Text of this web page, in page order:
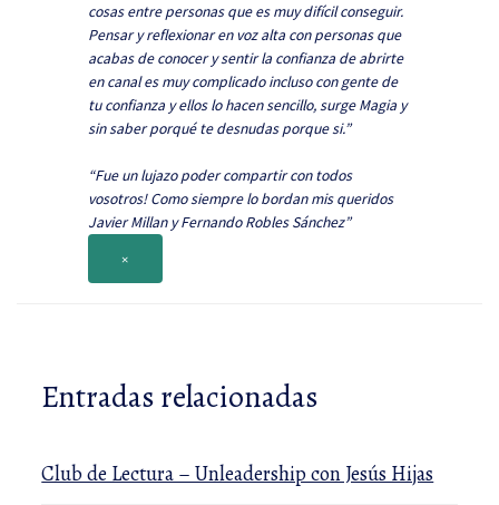
cosas entre personas que es muy difícil conseguir.
Pensar y reflexionar en voz alta con personas que
acabas de conocer y sentir la confianza de abrirte
en canal es muy complicado incluso con gente de
tu confianza y ellos lo hacen sencillo, surge Magia y
sin saber porqué te desnudas porque si.”
“Fue un lujazo poder compartir con todos
vosotros! Como siempre lo bordan mis queridos
Javier Millan y Fernando Robles Sánchez”
×
Entradas relacionadas
Club de Lectura – Unleadership con Jesús Hijas